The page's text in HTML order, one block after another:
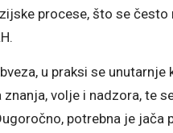
procese, što se
u praksi se
volje i nadzora, te
potrebna je jača